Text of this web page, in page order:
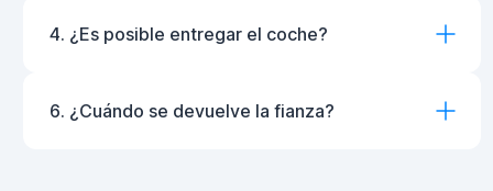
4. ¿Es posible entregar el coche?
6. ¿Cuándo se devuelve la fianza?